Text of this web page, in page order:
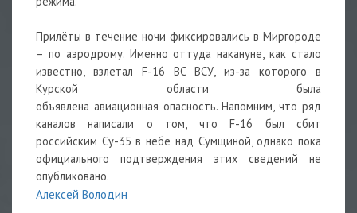
Прилёты в течение ночи фиксировались в Миргороде
– по аэродрому. Именно оттуда накануне, как стало
известно, взлетал F-16 ВС ВСУ, из-за которого в
Курской области была
объявлена авиационная опасность. Напомним, что ряд
каналов написали о том, что F-16 был сбит
российским Су-35 в небе над Сумщиной, однако пока
официального подтверждения этих сведений не
опубликовано.
Алексей Володин